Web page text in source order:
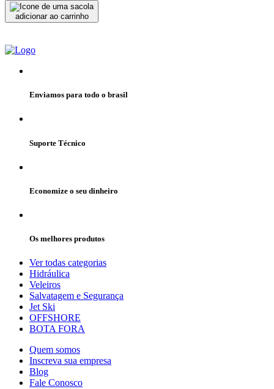
adicionar ao carrinho
Enviamos para todo o brasil
Suporte Técnico
Economize o seu dinheiro
Os melhores produtos
Ver todas categorias
Hidráulica
Veleiros
Salvatagem e Segurança
Jet Ski
OFFSHORE
BOTA FORA
Quem somos
Inscreva sua empresa
Blog
Fale Conosco